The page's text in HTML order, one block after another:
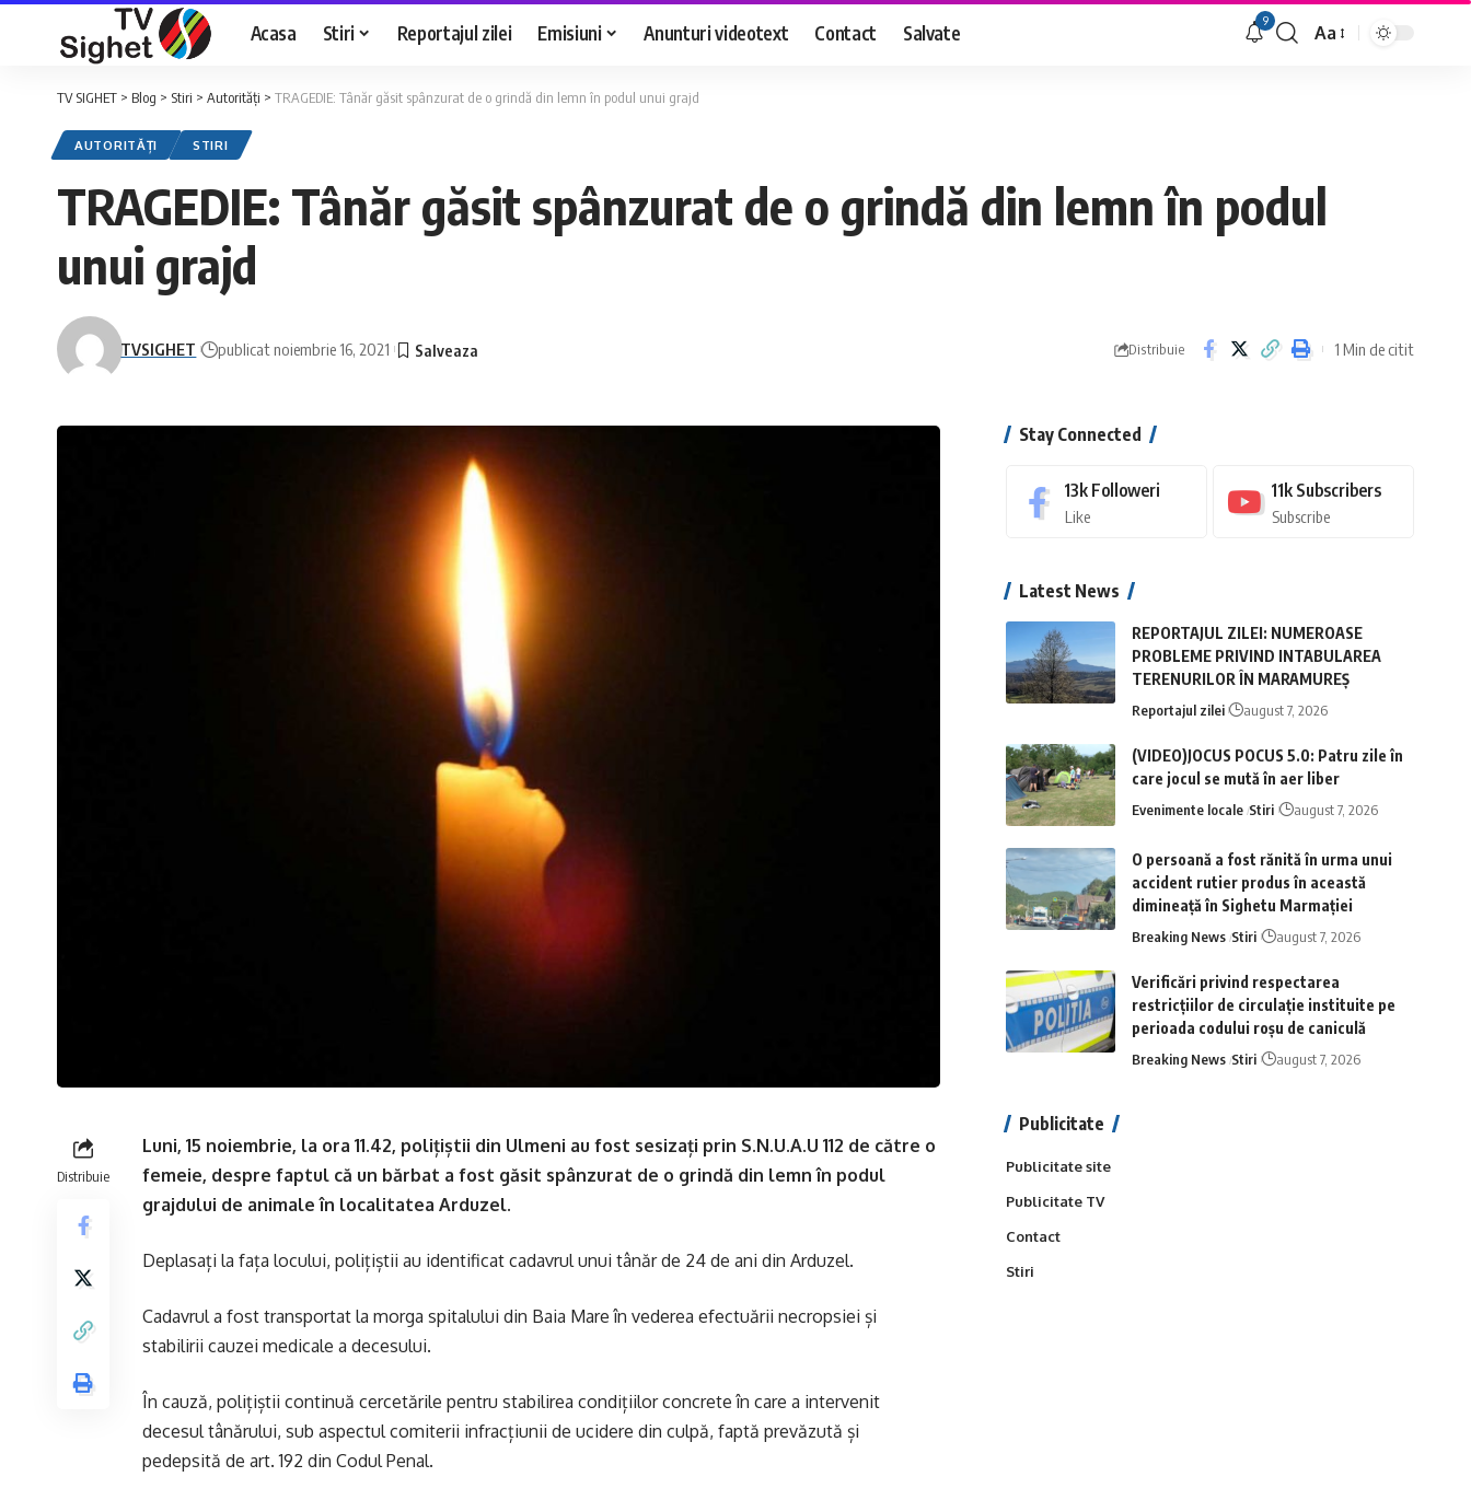
Acasa Stiri Reportajul zilei Emisiuni Anunturi videotext Contact Salvate 9
Font
Aa
TV SIGHET > Blog > Stiri > Autorități > TRAGEDIE: Tânăr găsit spânzurat de o grindă din lemn în podul unui grajd
AUTORITĂȚI STIRI
TRAGEDIE: Tânăr găsit spânzurat de o grindă din lemn în podul
unui grajd
TVSIGHET publicat noiembrie 16, 2021 Distribuie 1 Min de citit
Distribuie
Luni, 15 noiembrie, la ora 11.42, polițiștii din Ulmeni au fost sesizați prin S.N.U.A.U 112 de către o
femeie, despre faptul că un bărbat a fost găsit spânzurat de o grindă din lemn în podul
grajdului de animale în localitatea Arduzel.
Deplasați la fața locului, polițiștii au identificat cadavrul unui tânăr de 24 de ani din Arduzel.
Cadavrul a fost transportat la morga spitalului din Baia Mare în vederea efectuării necropsiei și
stabilirii cauzei medicale a decesului.
În cauză, polițiștii continuă cercetările pentru stabilirea condițiilor concrete în care a intervenit
decesul tânărului, sub aspectul comiterii infracțiunii de ucidere din culpă, faptă prevăzută și
pedepsită de art. 192 din Codul Penal.
Stay Connected
13k Followeri
Like
11k Subscribers
Subscribe
Latest News
REPORTAJUL ZILEI: NUMEROASE
PROBLEME PRIVIND INTABULAREA
TERENURILOR ÎN MARAMUREȘ
Reportajul zilei august 7, 2026
(VIDEO)JOCUS POCUS 5.0: Patru zile în
care jocul se mută în aer liber
Evenimente locale Stiri august 7, 2026
O persoană a fost rănită în urma unui
accident rutier produs în această
dimineață în Sighetu Marmației
Breaking News Stiri august 7, 2026
Verificări privind respectarea
restricțiilor de circulație instituite pe
perioada codului roșu de caniculă
Breaking News Stiri august 7, 2026
Publicitate
Publicitate site
Publicitate TV
Contact
Stiri